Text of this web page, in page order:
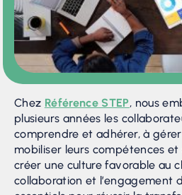
Chez Référence STEP, nous
plusieurs années les
comprendre et adhérer, à
mobiliser leurs compétences et
créer une culture favorable au
collaboration et l’engagement